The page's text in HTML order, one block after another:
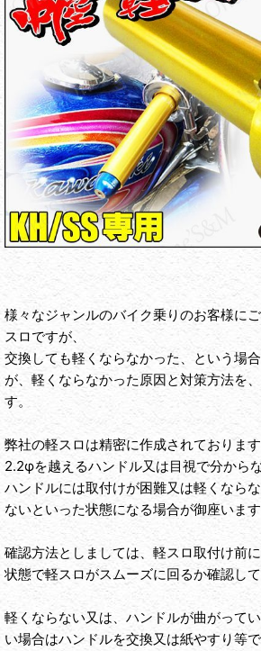
様々なジャンルのバイク乗りのお客様に
スロですが、
交換しても軽くならなかった、という場
が、軽くならなかった原因と対策方法を
す。
弊社の軽スロは精密に作成されておりま
2.2φを越えるハンドル又は目視で分から
ハンドルには取付けが困難又は軽くなら
ないといった状態になる場合が御座います
確認方法としましては、軽スロ取付け前
状態で軽スロがスムーズに回るか確認して
軽くならない又は、ハンドルが曲がって
い場合はハンドルを交換又は紙やすり等